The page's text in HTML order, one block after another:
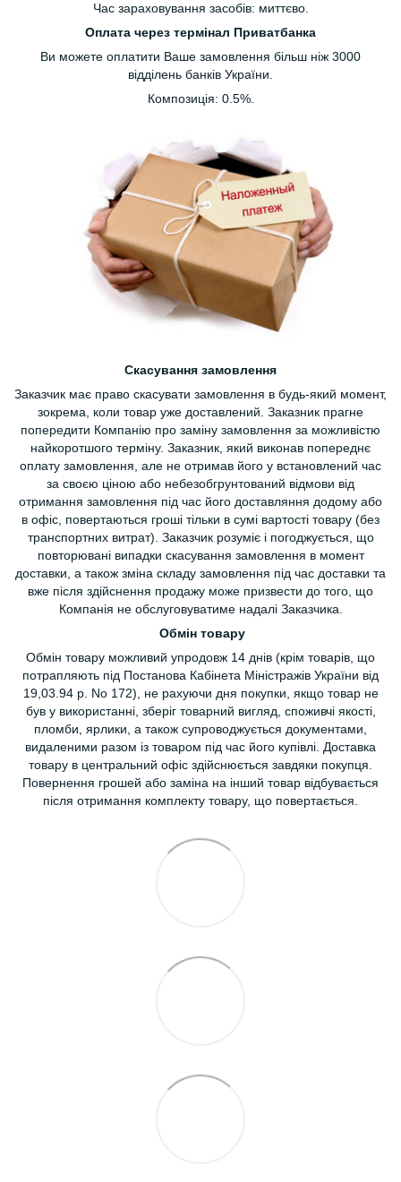
Час зараховування засобів: миттєво.
Оплата через термінал Приватбанка
Ви можете оплатити Ваше замовлення більш ніж 3000
відділень банків України.
Композиція: 0.5%.
Скасування замовлення
Заказчик має право скасувати замовлення в будь-який момент,
зокрема, коли товар уже доставлений. Заказник прагне
попередити Компанію про заміну замовлення за можливістю
найкоротшого терміну. Заказник, який виконав попереднє
оплату замовлення, але не отримав його у встановлений час
за своєю ціною або небезобгрунтований відмови від
отримання замовлення під час його доставляння додому або
в офіс, повертаються гроші тільки в сумі вартості товару (без
транспортних витрат). Заказчик розуміє і погоджується, що
повторювані випадки скасування замовлення в момент
доставки, а також зміна складу замовлення під час доставки та
вже після здійснення продажу може призвести до того, що
Компанія не обслуговуватиме надалі Заказчика.
Обмін товару
Обмін товару можливий упродовж 14 днів (крім товарів, що
потрапляють під Постанова Кабінета Міністражів України від
19,03.94 р. No 172), не рахуючи дня покупки, якщо товар не
був у використанні, зберіг товарний вигляд, споживчі якості,
пломби, ярлики, а також супроводжується документами,
видаленими разом із товаром під час його купівлі. Доставка
товару в центральний офіс здійснюється завдяки покупця.
Повернення грошей або заміна на інший товар відбувається
після отримання комплекту товару, що повертається.